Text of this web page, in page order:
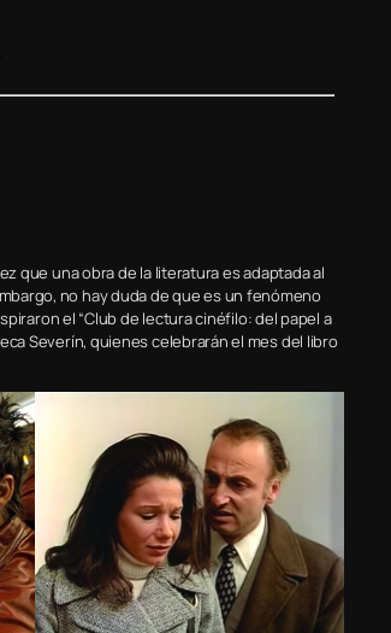
que una obra de la literatura es adaptada al
no hay duda de que es un fenómeno
el “Club de lectura cinéfilo: del papel a
Severín, quienes celebrarán el mes del libro